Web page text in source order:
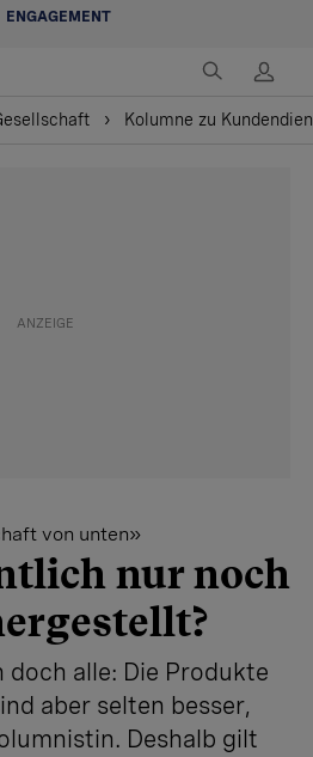
ENGAGEMENT
Kolumne zu
von unten»
nur noch
doch alle: Die Produkte
aber selten besser,
Deshalb gilt